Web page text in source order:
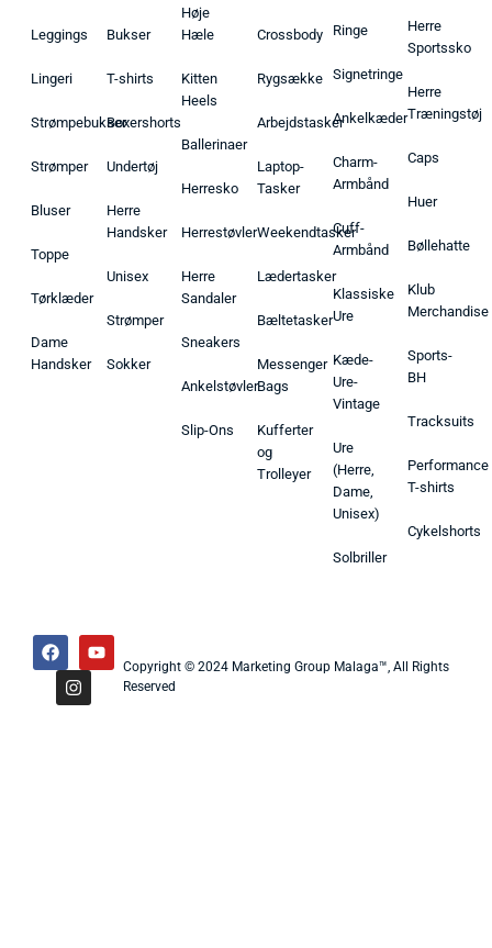
Leggings
Lingeri
Strømpebukser
Strømper
Bluser
Toppe
Tørklæder
Dame
Handsker
Bukser
T-shirts
Boxershorts
Undertøj
Herre
Handsker
Unisex
Strømper
Sokker
Høje
Hæle
Kitten
Heels
Ballerinaer
Herresko
Herrestøvler
Herre
Sandaler
Sneakers
Ankelstøvler
Slip-Ons
Crossbody
Rygsække
Arbejdstasker
Laptop-
Tasker
Weekendtasker
Lædertasker
Bæltetasker
Messenger
Bags
Kufferter
og
Trolleyer
Ringe
Signetringe
Ankelkæder
Charm-
Armbånd
Cuff-
Armbånd
Klassiske
Ure
Kæde-
Ure-
Vintage
Ure
(Herre,
Dame,
Unisex)
Solbriller
Herre
Sportssko
Herre
Træningstøj
Caps
Huer
Bøllehatte
Klub
Merchandise
Sports-
BH
Tracksuits
Performance
T-shirts
Cykelshorts
Copyright © 2024 Marketing Group Malaga™, All Rights
Reserved